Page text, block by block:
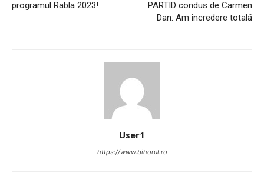
programul Rabla 2023!
PARTID condus de Carmen
Dan: Am încredere totală
User1
https://www.bihorul.ro